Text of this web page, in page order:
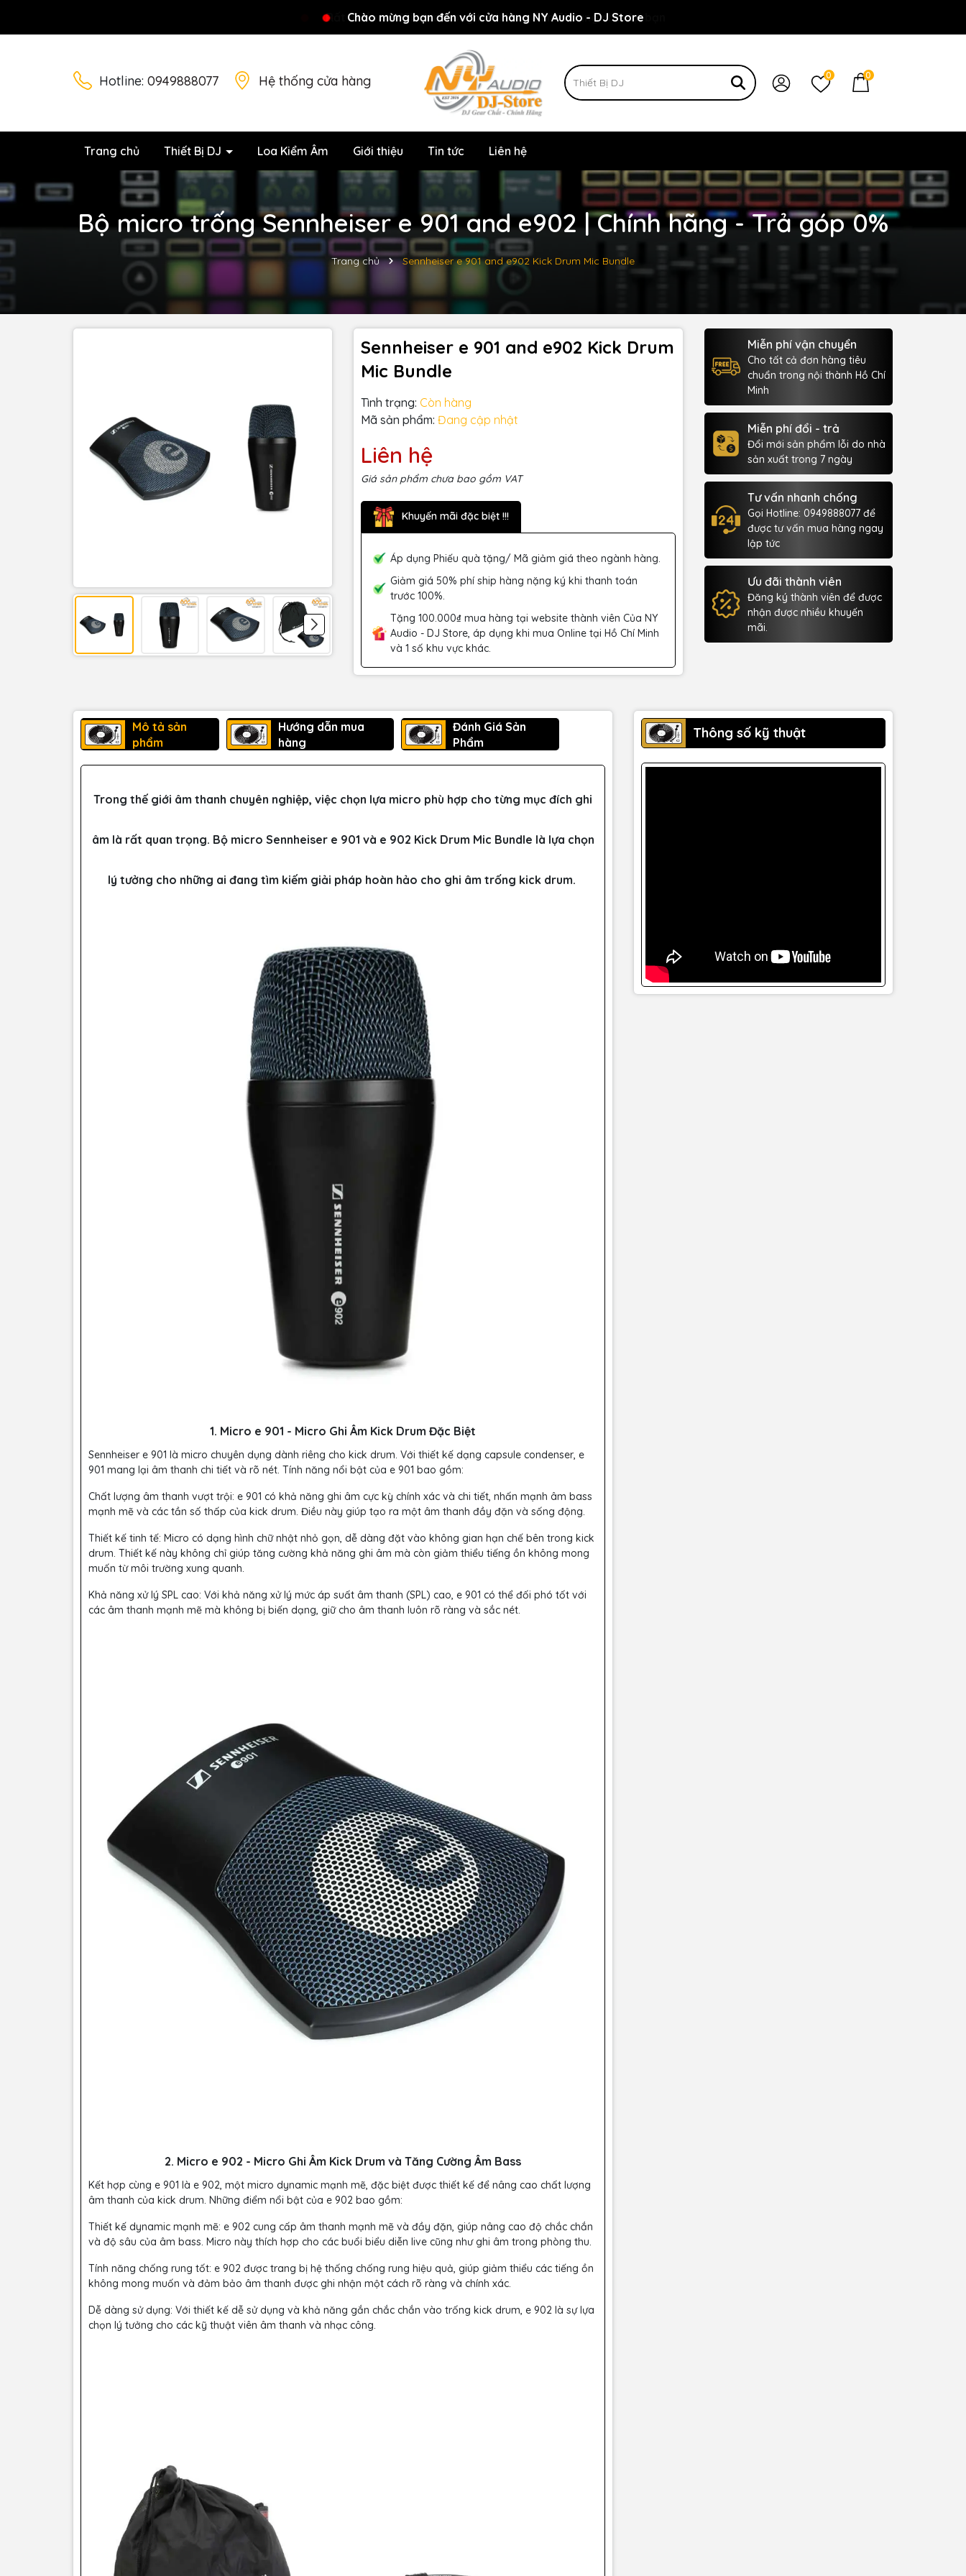
Chào mừng bạn đến với cửa hàng NY Audio - DJ Store
Rất nhiều ưu đãi và chương trình khuyến mãi đang chờ đợi bạn
Hotline: 0949888077 Hệ thống cửa hàng 0 0
Trang chủ Thiết Bị DJ Loa Kiểm Âm Giới thiệu Tin tức Liên hệ
Bộ micro trống Sennheiser e 901 and e902 | Chính hãng - Trả góp 0%
Trang chủ Sennheiser e 901 and e902 Kick Drum Mic Bundle
Sennheiser e 901 and e902 Kick Drum
Mic Bundle
Tình trạng: Còn hàng
Mã sản phẩm: Đang cập nhật
Liên hệ
Giá sản phẩm chưa bao gồm VAT
Khuyến mãi đặc biệt !!!
Áp dụng Phiếu quà tặng/ Mã giảm giá theo ngành hàng.
Giảm giá 50% phí ship hàng nặng ký khi thanh toán
trước 100%.
Tặng 100.000₫ mua hàng tại website thành viên Của NY
Audio - DJ Store, áp dụng khi mua Online tại Hồ Chí Minh
và 1 số khu vực khác.
Miễn phí vận chuyển
Cho tất cả đơn hàng tiêu
chuẩn trong nội thành Hồ Chí
Minh
Miễn phí đổi - trả
Đổi mới sản phẩm lỗi do nhà
sản xuất trong 7 ngày
Tư vấn nhanh chống
Gọi Hotline: 0949888077 để
được tư vấn mua hàng ngay
lập tức
Ưu đãi thành viên
Đăng ký thành viên để được
nhận được nhiều khuyến
mãi.
Mô tả sản
phẩm
Hướng dẫn mua
hàng
Đánh Giá Sản
Phẩm
Trong thế giới âm thanh chuyên nghiệp, việc chọn lựa micro phù hợp cho từng mục đích ghi
âm là rất quan trọng. Bộ micro Sennheiser e 901 và e 902 Kick Drum Mic Bundle là lựa chọn
lý tưởng cho những ai đang tìm kiếm giải pháp hoàn hảo cho ghi âm trống kick drum.
1. Micro e 901 - Micro Ghi Âm Kick Drum Đặc Biệt
Sennheiser e 901 là micro chuyên dụng dành riêng cho kick drum. Với thiết kế dạng capsule condenser, e
901 mang lại âm thanh chi tiết và rõ nét. Tính năng nổi bật của e 901 bao gồm:
Chất lượng âm thanh vượt trội: e 901 có khả năng ghi âm cực kỳ chính xác và chi tiết, nhấn mạnh âm bass
mạnh mẽ và các tần số thấp của kick drum. Điều này giúp tạo ra một âm thanh đầy đặn và sống động.
Thiết kế tinh tế: Micro có dạng hình chữ nhật nhỏ gọn, dễ dàng đặt vào không gian hạn chế bên trong kick
drum. Thiết kế này không chỉ giúp tăng cường khả năng ghi âm mà còn giảm thiểu tiếng ồn không mong
muốn từ môi trường xung quanh.
Khả năng xử lý SPL cao: Với khả năng xử lý mức áp suất âm thanh (SPL) cao, e 901 có thể đối phó tốt với
các âm thanh mạnh mẽ mà không bị biến dạng, giữ cho âm thanh luôn rõ ràng và sắc nét.
2. Micro e 902 - Micro Ghi Âm Kick Drum và Tăng Cường Âm Bass
Kết hợp cùng e 901 là e 902, một micro dynamic mạnh mẽ, đặc biệt được thiết kế để nâng cao chất lượng
âm thanh của kick drum. Những điểm nổi bật của e 902 bao gồm:
Thiết kế dynamic mạnh mẽ: e 902 cung cấp âm thanh mạnh mẽ và đầy đặn, giúp nâng cao độ chắc chắn
và độ sâu của âm bass. Micro này thích hợp cho các buổi biểu diễn live cũng như ghi âm trong phòng thu.
Tính năng chống rung tốt: e 902 được trang bị hệ thống chống rung hiệu quả, giúp giảm thiểu các tiếng ồn
không mong muốn và đảm bảo âm thanh được ghi nhận một cách rõ ràng và chính xác.
Dễ dàng sử dụng: Với thiết kế dễ sử dụng và khả năng gắn chắc chắn vào trống kick drum, e 902 là sự lựa
chọn lý tưởng cho các kỹ thuật viên âm thanh và nhạc công.
Thông số kỹ thuật